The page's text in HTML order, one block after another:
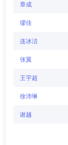
章宁宁
章宁宁女士
章成
缪佳
连冰洁
张翼
王宇超
徐沛琳
谢越